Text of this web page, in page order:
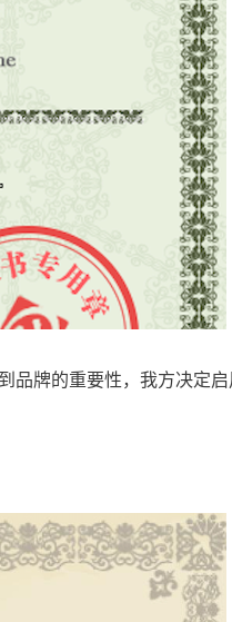
品牌的重要性，我方决定